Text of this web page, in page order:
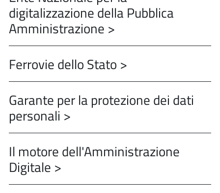
digitalizzazione della Pubblica
Amministrazione >
Ferrovie dello Stato >
Garante per la protezione dei dati
personali >
Il motore dell'Amministrazione
Digitale >